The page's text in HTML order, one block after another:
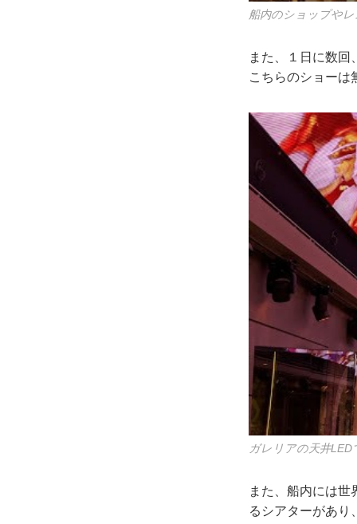
船内のショップや
また、１日に数
こちらのショーは
ガレリアの天井
また、船内には
るシアターがあり